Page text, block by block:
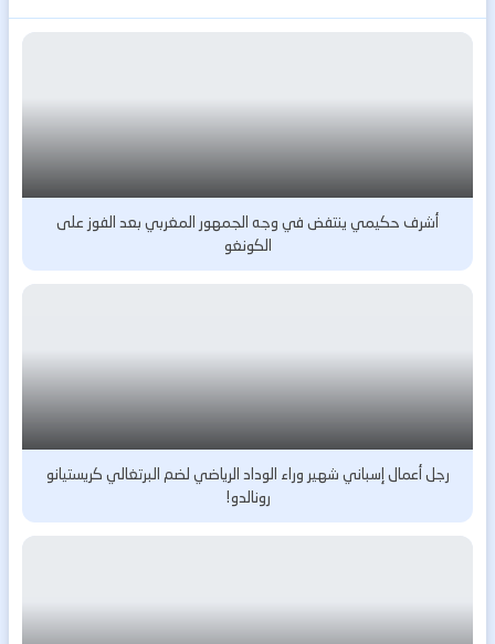
أشرف حكيمي ينتفض في وجه الجمهور المغربي بعد الفوز على
الكونغو
رجل أعمال إسباني شهير وراء الوداد الرياضي لضم البرتغالي كريستيانو
رونالدو!